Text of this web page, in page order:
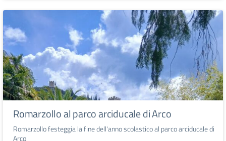
Romarzollo al parco arciducale di Arco
Romarzollo festeggia la fine dell'anno scolastico al parco arciducale di
Arco